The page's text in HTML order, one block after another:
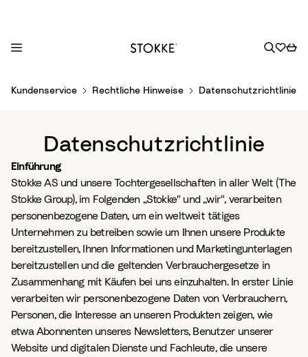
Kundenservice Rechtliche Hinweise Datenschutzrichtlinie
Datenschutzrichtlinie
Einführung
Stokke AS und unsere Tochtergesellschaften in aller Welt (The
Stokke Group), im Folgenden „Stokke" und „wir", verarbeiten
personenbezogene Daten, um ein weltweit tätiges
Unternehmen zu betreiben sowie um Ihnen unsere Produkte
bereitzustellen, Ihnen Informationen und Marketingunterlagen
bereitzustellen und die geltenden Verbrauchergesetze in
Zusammenhang mit Käufen bei uns einzuhalten. In erster Linie
verarbeiten wir personenbezogene Daten von Verbrauchern,
Personen, die Interesse an unseren Produkten zeigen, wie
etwa Abonnenten unseres Newsletters, Benutzer unserer
Website und digitalen Dienste und Fachleute, die unsere